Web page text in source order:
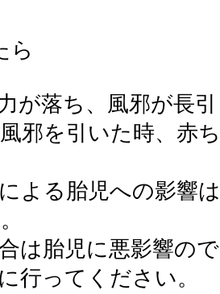
ら
が落ち、風邪が長
邪を引いた時、赤
よる胎児への影響
は胎児に悪影響の
行ってください。